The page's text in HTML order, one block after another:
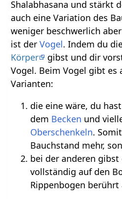
Shalabhasana und stärkt
auch eine Variation des
weniger beschwerlich
ist derVogel. Indem du
Körper
gibst und dir
Vogel. Beim Vogel gibt es
Varianten:
die eine wäre, du
dem Becken und
Oberschenkeln.
Bauchstand mehr,
bei der anderen gibst
vollständig auf den
Rippenbogen berührt